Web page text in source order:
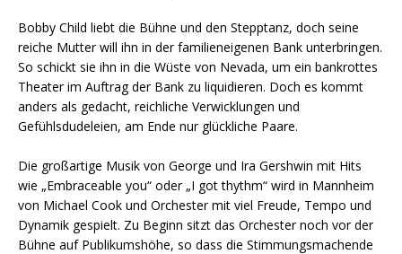
Bobby Child liebt die Bühne und den Stepptanz, doch seine
reiche Mutter will ihn in der familieneigenen Bank unterbringen.
So schickt sie ihn in die Wüste von Nevada, um ein bankrottes
Theater im Auftrag der Bank zu liquidieren. Doch es kommt
anders als gedacht, reichliche Verwicklungen und
Gefühlsdudeleien, am Ende nur glückliche Paare.
Die großartige Musik von George und Ira Gershwin mit Hits
wie „Embraceable you“ oder „I got thythm“ wird in Mannheim
von Michael Cook und Orchester mit viel Freude, Tempo und
Dynamik gespielt. Zu Beginn sitzt das Orchester noch vor der
Bühne auf Publikumshöhe, so dass die Stimmungsmachende